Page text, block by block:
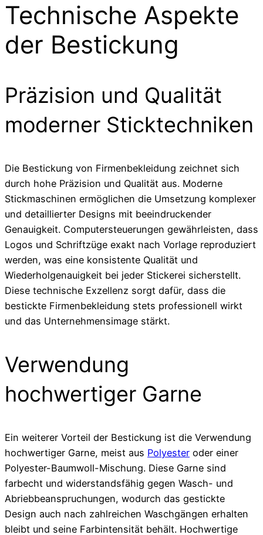
Technische Aspekte
der Bestickung
Präzision und Qualität
moderner Sticktechniken
Die Bestickung von Firmenbekleidung zeichnet sich
durch hohe Präzision und Qualität aus. Moderne
Stickmaschinen ermöglichen die Umsetzung komplexer
und detaillierter Designs mit beeindruckender
Genauigkeit. Computersteuerungen gewährleisten, dass
Logos und Schriftzüge exakt nach Vorlage reproduziert
werden, was eine konsistente Qualität und
Wiederholgenauigkeit bei jeder Stickerei sicherstellt.
Diese technische Exzellenz sorgt dafür, dass die
bestickte Firmenbekleidung stets professionell wirkt
und das Unternehmensimage stärkt.
Verwendung
hochwertiger Garne
Ein weiterer Vorteil der Bestickung ist die Verwendung
hochwertiger Garne, meist aus Polyester oder einer
Polyester-Baumwoll-Mischung. Diese Garne sind
farbecht und widerstandsfähig gegen Wasch- und
Abriebbeanspruchungen, wodurch das gestickte
Design auch nach zahlreichen Waschgängen erhalten
bleibt und seine Farbintensität behält. Hochwertige